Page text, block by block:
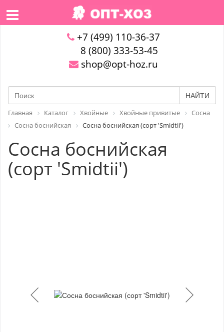
+7 (499) 110-36-37
8 (800) 333-53-45
shop@opt-hoz.ru
НАЙТИ
Главная Каталог Хвойные Хвойные привитые
Сосна
Сосна боснийская
Сосна боснийская (сорт 'Smidtii')
Сосна боснийская
(сорт 'Smidtii')